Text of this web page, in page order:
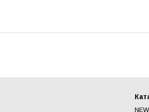
NEW